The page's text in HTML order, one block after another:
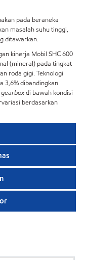
pada beraneka
masalah suhu tinggi,
ditawarkan.
kinerja Mobil SHC 600
(mineral) pada tingkat
roda gigi. Teknologi
3,6% dibandingkan
di bawah kondisi
berdasarkan